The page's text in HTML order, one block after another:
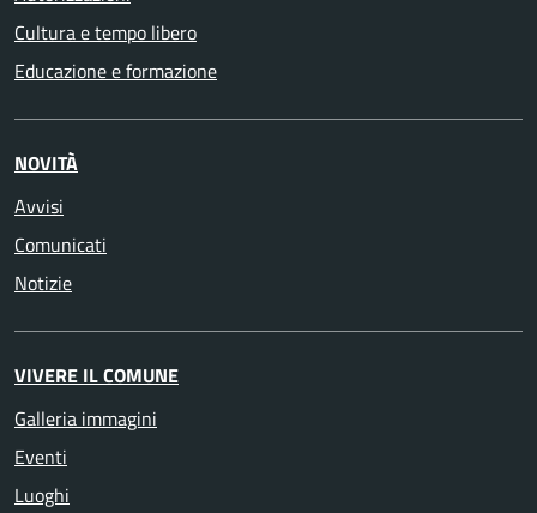
Cultura e tempo libero
Educazione e formazione
NOVITÀ
Avvisi
Comunicati
Notizie
VIVERE IL COMUNE
Galleria immagini
Eventi
Luoghi